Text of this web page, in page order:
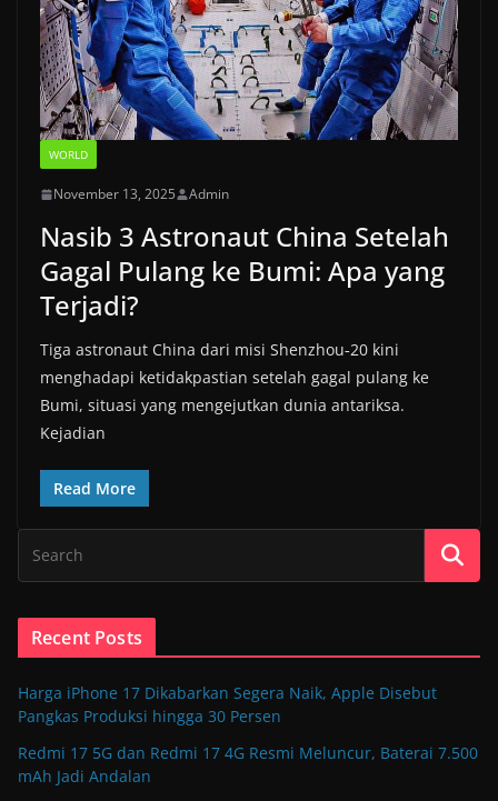
WORLD
November 13, 2025 Admin
Nasib 3 Astronaut China Setelah
Gagal Pulang ke Bumi: Apa yang
Terjadi?
Tiga astronaut China dari misi Shenzhou‑20 kini
menghadapi ketidakpastian setelah gagal pulang ke
Bumi, situasi yang mengejutkan dunia antariksa.
Kejadian
Read More
Recent Posts
Harga iPhone 17 Dikabarkan Segera Naik, Apple Disebut
Pangkas Produksi hingga 30 Persen
Redmi 17 5G dan Redmi 17 4G Resmi Meluncur, Baterai 7.500
mAh Jadi Andalan